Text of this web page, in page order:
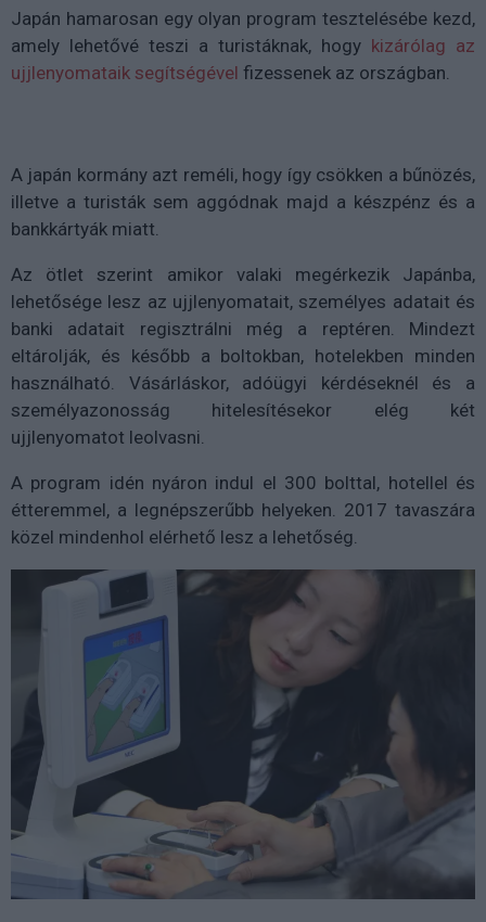
Japán hamarosan egy olyan program tesztelésébe kezd,
amely lehetővé teszi a turistáknak, hogy kizárólag az
ujjlenyomataik segítségével fizessenek az országban.
A japán kormány azt reméli, hogy így csökken a bűnözés,
illetve a turisták sem aggódnak majd a készpénz és a
bankkártyák miatt.
Az ötlet szerint amikor valaki megérkezik Japánba,
lehetősége lesz az ujjlenyomatait, személyes adatait és
banki adatait regisztrálni még a reptéren. Mindezt
eltárolják, és később a boltokban, hotelekben minden
használható. Vásárláskor, adóügyi kérdéseknél és a
személyazonosság hitelesítésekor elég két
ujjlenyomatot leolvasni.
A program idén nyáron indul el 300 bolttal, hotellel és
étteremmel, a legnépszerűbb helyeken. 2017 tavaszára
közel mindenhol elérhető lesz a lehetőség.